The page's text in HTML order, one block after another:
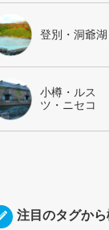
登別・洞爺湖
小樽・ルス
ツ・ニセコ
注目のタグか